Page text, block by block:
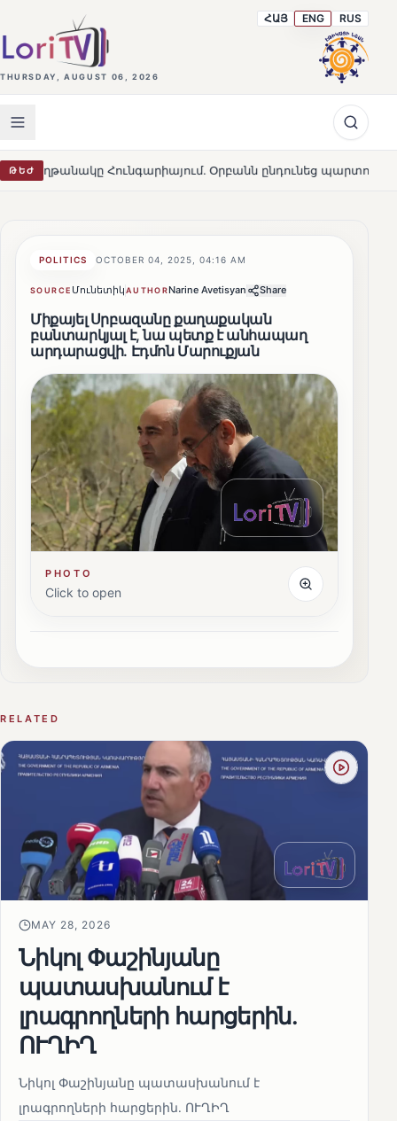
THURSDAY, AUGUST 06, 2026
ՀԱՅ ENG RUS
ԹԵԺ
Հունգարիայում․ Օրբանն ընդունեց պարտությունը HOT
POLITICS OCTOBER 04, 2025, 04:16 AM
SOURCE ՄունետիկAUTHORNarine Avetisyan Share
Միքայել Սրբազանը քաղաքական
բանտարկյալ է, նա պետք է անհապաղ
արդարացվի․ Էդմոն Մարուքյան
PHOTO
Click to open
RELATED
MAY 28, 2026
Նիկոլ Փաշինյանը
պատասխանում է
լրագրողների հարցերին․
ՈՒՂԻՂ
Նիկոլ Փաշինյանը պատասխանում է
լրագրողների հարցերին․ ՈՒՂԻՂ